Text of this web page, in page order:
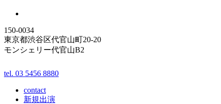
150-0034
東京都渋谷区代官山町20-20
モンシェリー代官山B2
tel. 03 5456 8880
contact
新規出演